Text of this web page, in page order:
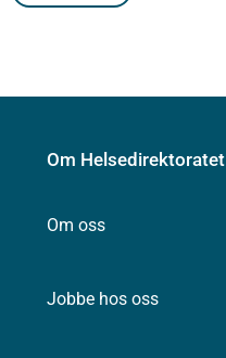
Om Helsedirektoratet
Om oss
Jobbe hos oss